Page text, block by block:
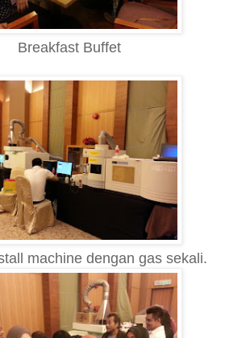
Breakfast Buffet
machine dengan gas sekali.